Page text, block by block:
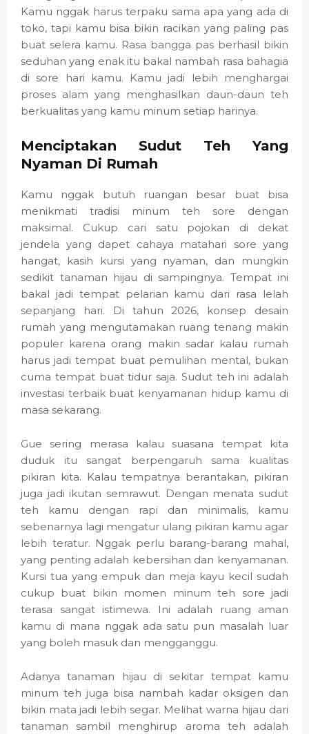
Kamu nggak harus terpaku sama apa yang ada di
toko, tapi kamu bisa bikin racikan yang paling pas
buat selera kamu. Rasa bangga pas berhasil bikin
seduhan yang enak itu bakal nambah rasa bahagia
di sore hari kamu. Kamu jadi lebih menghargai
proses alam yang menghasilkan daun-daun teh
berkualitas yang kamu minum setiap harinya.
Menciptakan Sudut Teh Yang
Nyaman Di Rumah
Kamu nggak butuh ruangan besar buat bisa
menikmati tradisi minum teh sore dengan
maksimal. Cukup cari satu pojokan di dekat
jendela yang dapet cahaya matahari sore yang
hangat, kasih kursi yang nyaman, dan mungkin
sedikit tanaman hijau di sampingnya. Tempat ini
bakal jadi tempat pelarian kamu dari rasa lelah
sepanjang hari. Di tahun 2026, konsep desain
rumah yang mengutamakan ruang tenang makin
populer karena orang makin sadar kalau rumah
harus jadi tempat buat pemulihan mental, bukan
cuma tempat buat tidur saja. Sudut teh ini adalah
investasi terbaik buat kenyamanan hidup kamu di
masa sekarang.
Gue sering merasa kalau suasana tempat kita
duduk itu sangat berpengaruh sama kualitas
pikiran kita. Kalau tempatnya berantakan, pikiran
juga jadi ikutan semrawut. Dengan menata sudut
teh kamu dengan rapi dan minimalis, kamu
sebenarnya lagi mengatur ulang pikiran kamu agar
lebih teratur. Nggak perlu barang-barang mahal,
yang penting adalah kebersihan dan kenyamanan.
Kursi tua yang empuk dan meja kayu kecil sudah
cukup buat bikin momen minum teh sore jadi
terasa sangat istimewa. Ini adalah ruang aman
kamu di mana nggak ada satu pun masalah luar
yang boleh masuk dan mengganggu.
Adanya tanaman hijau di sekitar tempat kamu
minum teh juga bisa nambah kadar oksigen dan
bikin mata jadi lebih segar. Melihat warna hijau dari
tanaman sambil menghirup aroma teh adalah